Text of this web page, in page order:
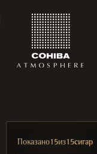
Показано15из15сигар